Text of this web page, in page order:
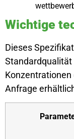
Wichtige
Dieses
Standardqualität
Konzentrationen
Anfrage